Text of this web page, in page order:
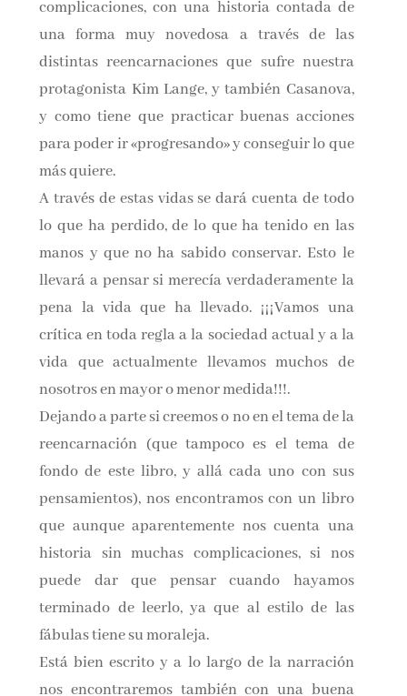
complicaciones, con una historia contada de
una forma muy novedosa a través de las
distintas reencarnaciones que sufre nuestra
protagonista Kim Lange, y también Casanova,
y como tiene que practicar buenas acciones
para poder ir «progresando» y conseguir lo que
más quiere.
A través de estas vidas se dará cuenta de todo
lo que ha perdido, de lo que ha tenido en las
manos y que no ha sabido conservar. Esto le
llevará a pensar si merecía verdaderamente la
pena la vida que ha llevado. ¡¡¡Vamos una
crítica en toda regla a la sociedad actual y a la
vida que actualmente llevamos muchos de
nosotros en mayor o menor medida!!!.
Dejando a parte si creemos o no en el tema de la
reencarnación (que tampoco es el tema de
fondo de este libro, y allá cada uno con sus
pensamientos), nos encontramos con un libro
que aunque aparentemente nos cuenta una
historia sin muchas complicaciones, si nos
puede dar que pensar cuando hayamos
terminado de leerlo, ya que al estilo de las
fábulas tiene su moraleja.
Está bien escrito y a lo largo de la narración
nos encontraremos también con una buena